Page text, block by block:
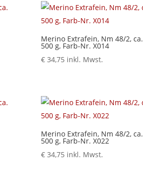
Merino Extrafein, Nm 48/2, ca.
500 g, Farb-Nr. X014
€ 34,75 inkl. Mwst.
Merino Extrafein, Nm 48/2, ca.
500 g, Farb-Nr. X022
€ 34,75 inkl. Mwst.